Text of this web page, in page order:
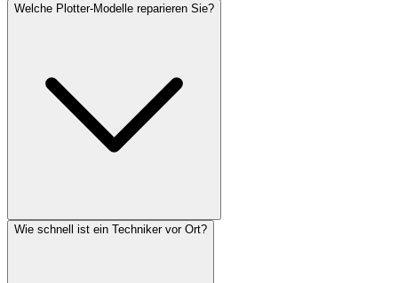
Welche Plotter-Modelle reparieren Sie?
Wie schnell ist ein Techniker vor Ort?